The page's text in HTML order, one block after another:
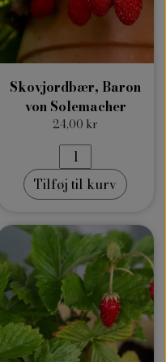
Skovjordbær, Baron
von Solemacher
24,00 kr
Tilføj til kurv